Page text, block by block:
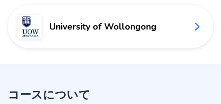
University of Wollongong
コースについて